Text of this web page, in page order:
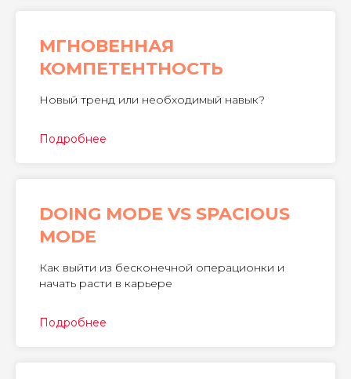
МГНОВЕННАЯ
КОМПЕТЕНТНОСТЬ
Новый тренд или необходимый навык?
Подробнее
DOING MODE VS SPACIOUS
MODE
Как выйти из бесконечной операционки и
начать расти в карьере
Подробнее